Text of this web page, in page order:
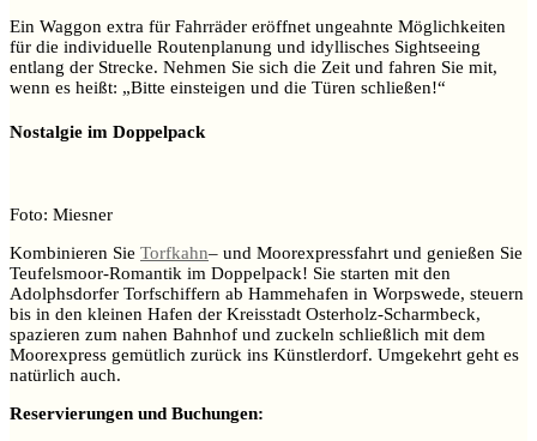
Ein Waggon extra für Fahrräder eröffnet ungeahnte Möglichkeiten
für die individuelle Routenplanung und idyllisches Sightseeing
entlang der Strecke. Nehmen Sie sich die Zeit und fahren Sie mit,
wenn es heißt: „Bitte einsteigen und die Türen schließen!“
Nostalgie im Doppelpack
Foto: Miesner
Kombinieren Sie Torfkahn– und Moorexpressfahrt und genießen Sie
Teufelsmoor-Romantik im Doppelpack! Sie starten mit den
Adolphsdorfer Torfschiffern ab Hammehafen in Worpswede, steuern
bis in den kleinen Hafen der Kreisstadt Osterholz-Scharmbeck,
spazieren zum nahen Bahnhof und zuckeln schließlich mit dem
Moorexpress gemütlich zurück ins Künstlerdorf. Umgekehrt geht es
natürlich auch.
Reservierungen und Buchungen: